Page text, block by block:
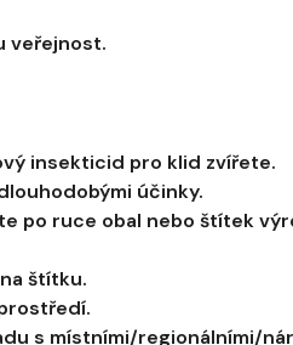
veřejnost.
insekticid pro klid zvířete.
účinky.
po ruce obal nebo štítek
štítku.
s místními/regionálními/